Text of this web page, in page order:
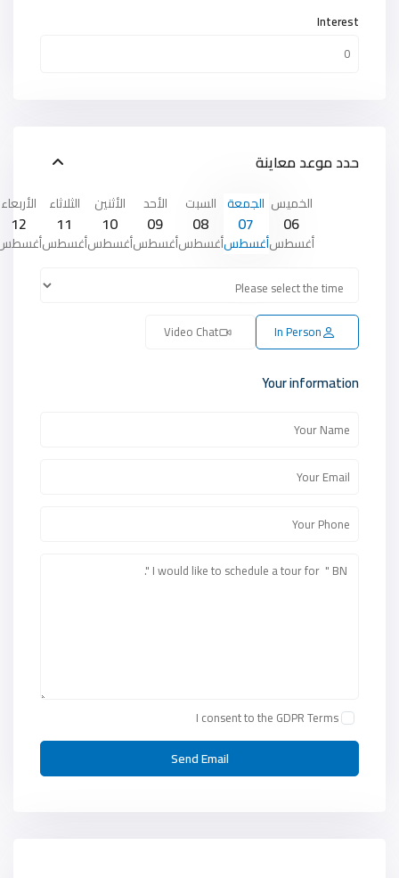
Interest
حدد موعد معاينة
الخميس
06
أغسطس
الجمعة
07
أغسطس
السبت
08
أغسطس
الأحد
09
أغسطس
الأثنين
10
أغسطس
الثلاثاء
11
أغسطس
الأربعاء
12
In Person
Video Chat
Your information
I consent to the GDPR Terms